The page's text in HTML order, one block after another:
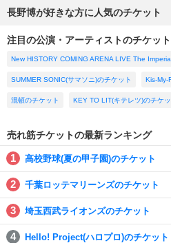
長野博が好きな方に人気のチケット
注目の公演・アーティストのチケット
New HISTORY COMING ARENA LIVE The
SUMMER SONIC(サマソニ)のチケット Kis-My-
混頓のチケット KEY TO LIT(キテレツ)のチケッ
売れ筋チケットの最新ランキング
高校野球(夏の甲子園)のチケット
千葉ロッテマリーンズのチケット
埼玉西武ライオンズのチケット
Hello! Project(ハロプロ)のチケット